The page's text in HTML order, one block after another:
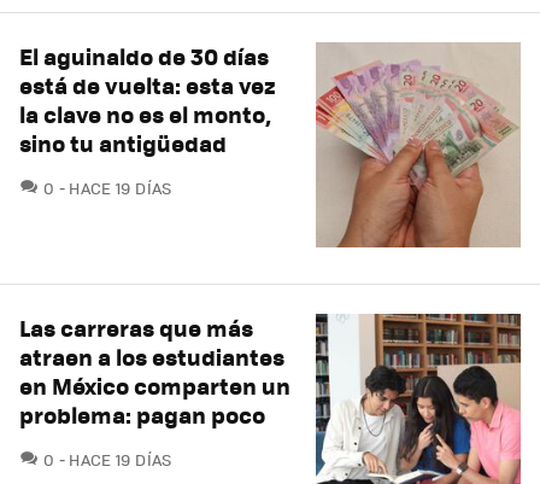
El aguinaldo de 30 días
está de vuelta: esta vez
la clave no es el monto,
sino tu antigüedad
0 COMENTARIOS
HACE 19 DÍAS
Las carreras que más
atraen a los estudiantes
en México comparten un
problema: pagan poco
0 COMENTARIOS
HACE 19 DÍAS